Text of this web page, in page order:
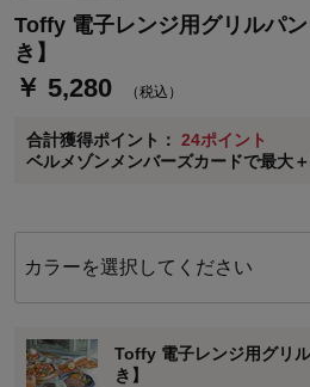
Toffy 電子レンジ用グリルパ
き】
￥ 5,280 （税込）
合計獲得ポイント： 24ポイント
ベルメゾンメンバーズカードで最大
通常商品送料無料 返品引取無料（
即時入会なら更に500円OFFクーポン
※メンバーズカードの加算ポイントはステ
に対して適用されます。
カラーを選択してください
Toffy 電子レンジ用グリ
き】